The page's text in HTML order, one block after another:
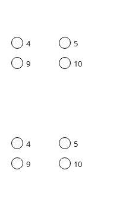
4
5
9
10
4
5
9
10